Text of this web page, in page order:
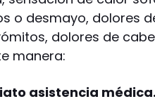
o desmayo, dolores
dolores de
manera:
asistencia médica.